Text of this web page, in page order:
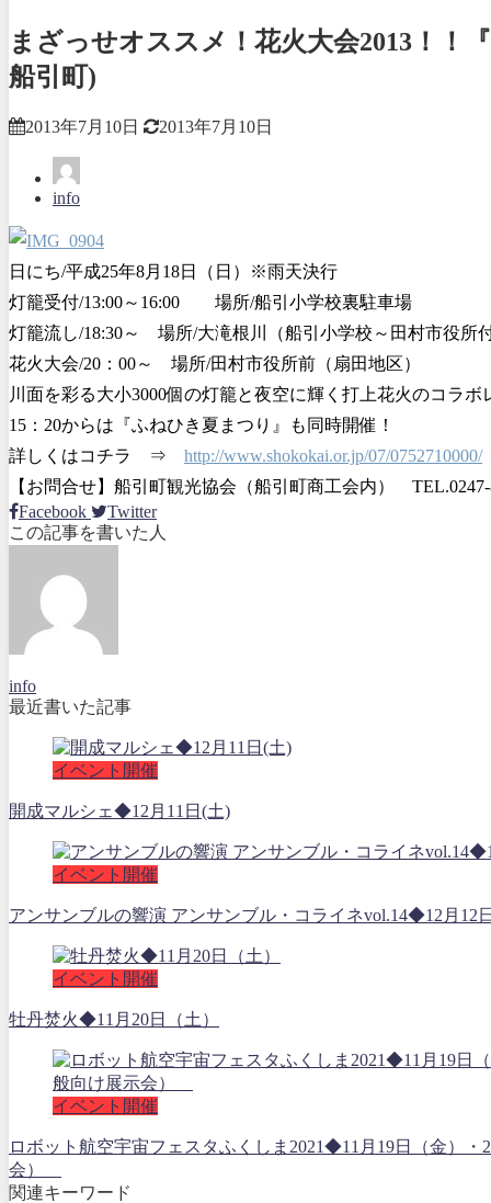
まざっせオススメ！花火大会2013！！
船引町)
2013年7月10日 2013年7月10日
info
日にち/平成25年8月18日（日）※雨天決行
灯籠受付/13:00～16:00 場所/船引小学校裏駐車場
灯籠流し/18:30～ 場所/大滝根川（船引小学校～田村市役所
花火大会/20：00～ 場所/田村市役所前（扇田地区）
川面を彩る大小3000個の灯籠と夜空に輝く打上花火のコラ
15：20からは『ふねひき夏まつり』も同時開催！
詳しくはコチラ ⇒ http://www.shokokai.or.jp/07/0752710000/
【お問合せ】船引町観光協会（船引町商工会内） TEL.0247-
Facebook
Twitter
この記事を書いた人
info
最近書いた記事
イベント開催
開成マルシェ◆12月11日(土)
イベント開催
アンサンブルの響演 アンサンブル・コライネvol.14◆12月12
イベント開催
牡丹焚火◆11月20日（土）
イベント開催
ロボット航空宇宙フェスタふくしま2021◆11月19日（金）
会）
関連キーワード